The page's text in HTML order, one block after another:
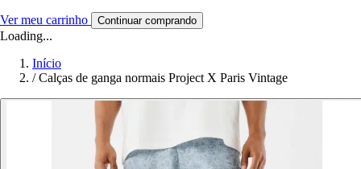
Ver meu carrinho Continuar comprando
Loading...
Início
/ Calças de ganga normais Project X Paris Vintage